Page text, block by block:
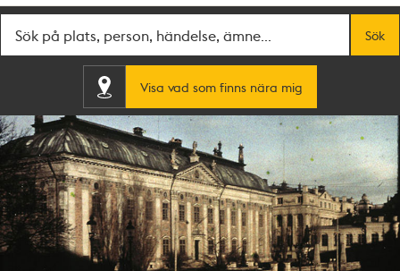
Sök
Visa vad som finns nära mig